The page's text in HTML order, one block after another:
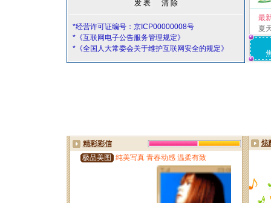
*经营许可证编号：京ICP00000008号
*《互联网电子公告服务管理规定》
*《全国人大常委会关于维护互联网安全的规定》
最
夏